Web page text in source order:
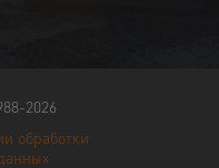
2026
обработки